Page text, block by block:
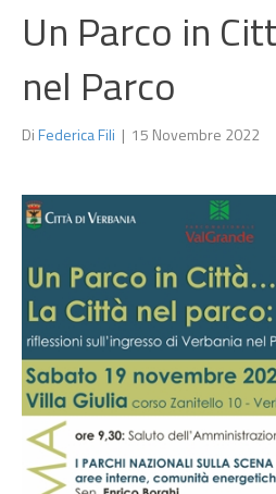
Un Parco in
nel Parco
DiFederica Fili | 15 Novembre 2022